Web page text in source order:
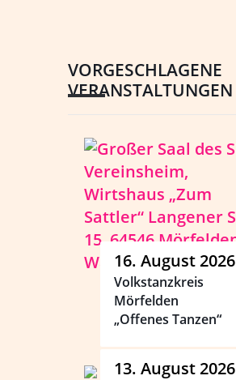
VORGESCHLAGENE
VERANSTALTUNGEN
16. August 2026
Volkstanzkreis
Mörfelden
„Offenes Tanzen“
13. August 2026